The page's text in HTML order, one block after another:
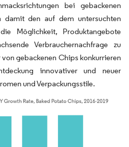
bei gebackenen
damit den auf dem untersuchten
Möglichkeit, Produktangebote
Verbrauchernachfrage zu
gebackenen Chips konkurrieren
innovativer und neuer
und Verpackungsstile.